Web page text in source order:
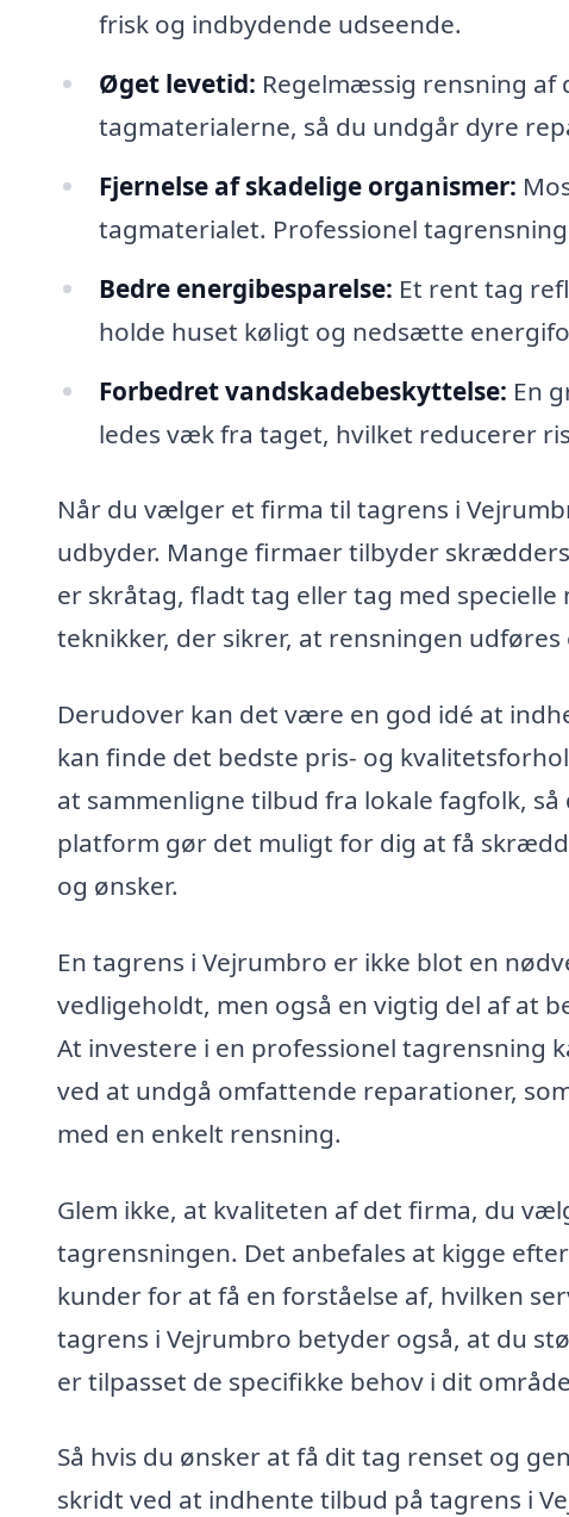
frisk og indbydende udseende.
Øget levetid: Regelmæssig rensning
tagmaterialerne, så du undgår dyre
Fjernelse af skadelige organismer:
tagmaterialet. Professionel
Bedre energibesparelse: Et rent tag
holde huset køligt og nedsætte
Forbedret vandskadebeskyttelse: En
ledes væk fra taget, hvilket reducerer
Når du vælger et firma til tagrens i
udbyder. Mange firmaer tilbyder
er skråtag, fladt tag eller tag med
teknikker, der sikrer, at rensningen
Derudover kan det være en god idé at
kan finde det bedste pris- og
at sammenligne tilbud fra lokale fagfolk,
platform gør det muligt for dig at få
og ønsker.
En tagrens i Vejrumbro er ikke blot en
vedligeholdt, men også en vigtig del af at
At investere i en professionel tagrensning
ved at undgå omfattende reparationer,
med en enkelt rensning.
Glem ikke, at kvaliteten af det firma, du
tagrensningen. Det anbefales at kigge
kunder for at få en forståelse af, hvilken
tagrens i Vejrumbro betyder også, at du
er tilpasset de specifikke behov i dit
Så hvis du ønsker at få dit tag renset og
skridt ved at indhente tilbud på tagrens i